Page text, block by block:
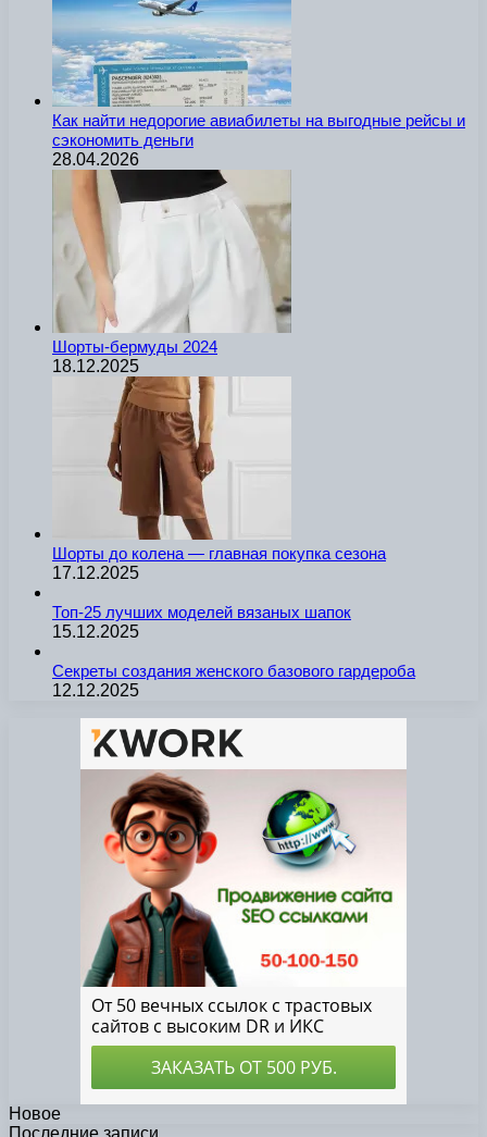
Как найти недорогие авиабилеты на выгодные рейсы и
сэкономить деньги
28.04.2026
Шорты-бермуды 2024
18.12.2025
Шорты до колена — главная покупка сезона
17.12.2025
Топ-25 лучших моделей вязаных шапок
15.12.2025
Секреты создания женского базового гардероба
12.12.2025
Новое
Последние записи